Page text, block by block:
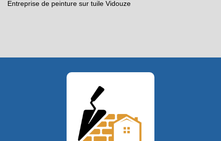
Entreprise de peinture sur tuile Vidouze